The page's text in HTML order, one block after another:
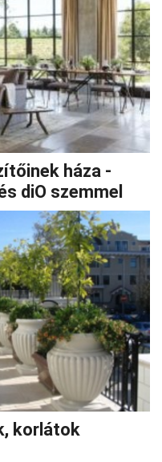
háza -
diO szemmel
korlátok